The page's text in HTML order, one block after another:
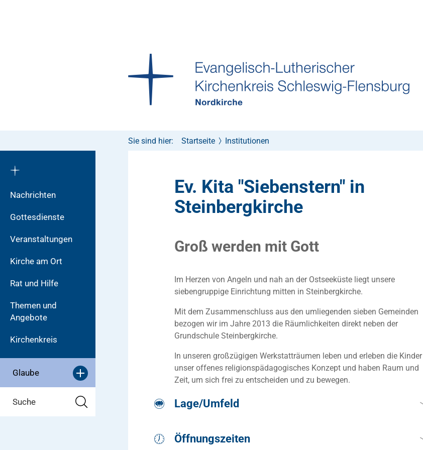
Nachrichten
Gottesdienste
Veranstaltungen
Kirche am Ort
Rat und Hilfe
Themen und
Angebote
Kirchenkreis
Glaube
Suche
Sie sind hier: Startseite Institutionen
Ev. Kita "Siebenstern" in
Steinbergkirche
Groß werden mit Gott
Im Herzen von Angeln und nah an der Ostseeküste liegt unsere
siebengruppige Einrichtung mitten in Steinbergkirche.
Mit dem Zusammenschluss aus den umliegenden sieben Gemeinden
bezogen wir im Jahre 2013 die Räumlichkeiten direkt neben der
Grundschule Steinbergkirche.
In unseren großzügigen Werkstatträumen leben und erleben die Kinder
unser offenes religionspädagogisches Konzept und haben Raum und
Zeit, um sich frei zu entscheiden und zu bewegen.
Lage/Umfeld
Im direkten Anschluss an die Grundschule Steinbergkirche liegt unser
modernisierter Umbau sowie der Neubau der Krippe
Öffnungszeiten